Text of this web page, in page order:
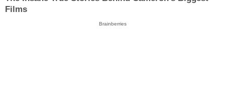
Films
Brainberries